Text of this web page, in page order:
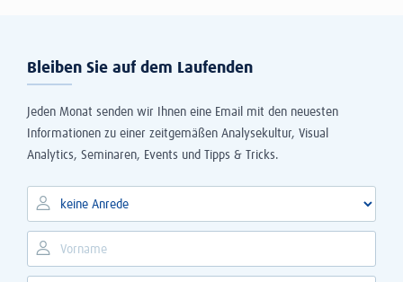
Bleiben Sie auf dem Laufenden
Jeden Monat senden wir Ihnen eine Email mit den neuesten
Informationen zu einer zeitgemäßen Analysekultur, Visual
Analytics, Seminaren, Events und Tipps & Tricks.